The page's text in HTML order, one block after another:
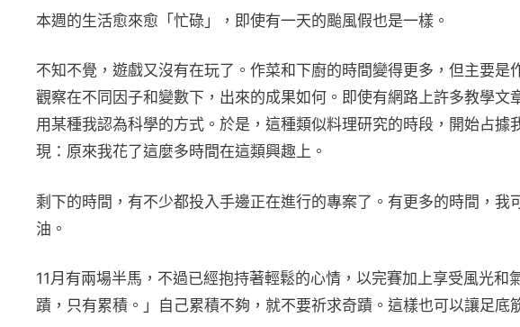
本週的生活愈來愈「忙碌」，即使有一天的颱風假也是一樣。
不知不覺，遊戲又沒有在玩了。作菜和下廚的時間變得更多，但主要是
觀察在不同因子和變數下，出來的成果如何。即使有網路上許多教學
用某種我認為科學的方式。於是，這種類似料理研究的時段，開始占
現：原來我花了這麼多時間在這類興趣上。
剩下的時間，有不少都投入手邊正在進行的專案了。有更多的時間，
油。
11月有兩場半馬，不過已經抱持著輕鬆的心情，以完賽加上享受風光
蹟，只有累積。」自己累積不夠，就不要祈求奇蹟。這樣也可以讓足底